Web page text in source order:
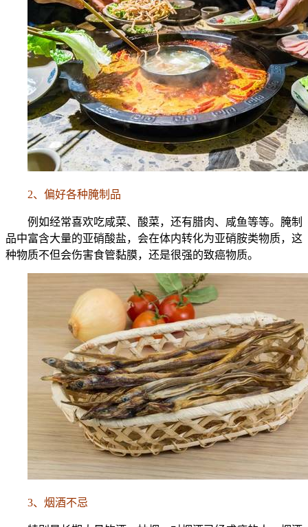
2、偏好各种腌制品
例如经常喜欢吃咸菜、酸菜，还有腊肉、咸鱼等等。腌制
品中富含大量的亚硝酸盐，会在体内转化为亚硝胺类物质，这
种物质不但会伤害食管黏膜，还是很强的致癌物质。
3、烟酒不忌